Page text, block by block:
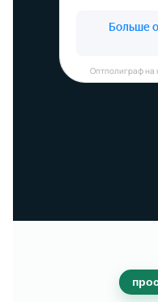
Оптполиграф на